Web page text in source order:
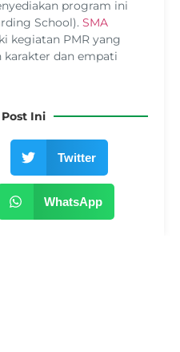
program ini
School). SMA
kegiatan PMR yang
dan empati
Ini
Twitter
WhatsApp